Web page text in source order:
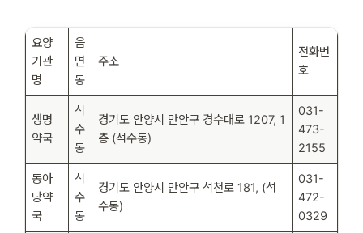
요양
기관
명
읍
면
동
주소
전화번
호
생명
약국
석
수
동
경기도 안양시 만안구 경수대로 1207, 1
층 (석수동)
031-
473-
2155
동아
당약
국
석
수
동
경기도 안양시 만안구 석천로 181, (석
수동)
031-
472-
0329